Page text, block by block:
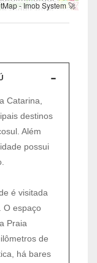
- Imob System 🚀
Catarina,
destinos
Além
possui
é visitada
O espaço
Praia
de
há bares